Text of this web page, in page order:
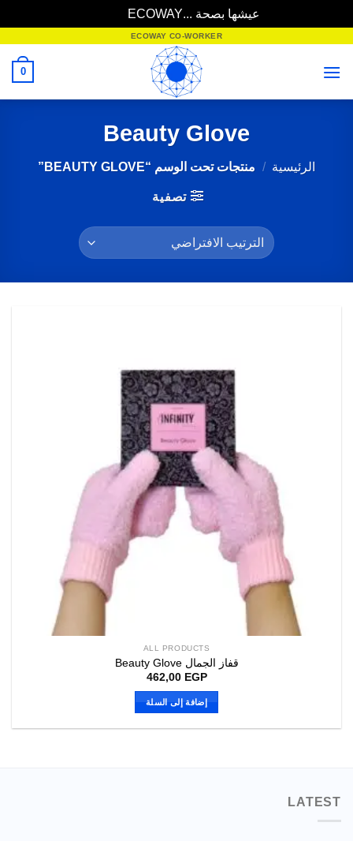
عيشها بصحة ...ECOWAY
ECOWAY CO-WORKER
0
Beauty Glove
الرئيسية / منتجات تحت الوسم “BEAUTY GLOVE”
تصفية
ALL PRODUCTS
قفاز الجمال Beauty Glove
462,00 EGP
إضافة إلى السلة
LATEST